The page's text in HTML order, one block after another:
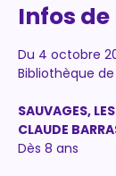
Infos
Du 4 octobre
Bibliothèque
SAUVAGES,
CLAUDE
Dès 8 ans